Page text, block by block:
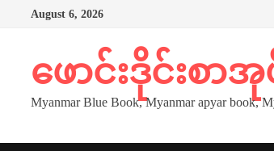
August 6, 2026
ဖောင်းဒိုင်းစာ
Myanmar Blue Book, Myanmar apyar book,